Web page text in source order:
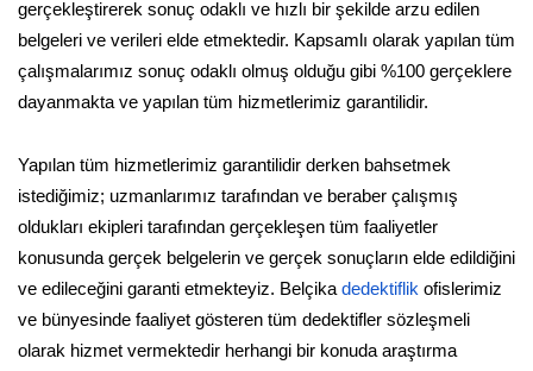
gerçekleştirerek sonuç odaklı ve hızlı bir şekilde arzu edilen
belgeleri ve verileri elde etmektedir. Kapsamlı olarak yapılan tüm
çalışmalarımız sonuç odaklı olmuş olduğu gibi %100 gerçeklere
dayanmakta ve yapılan tüm hizmetlerimiz garantilidir.
Yapılan tüm hizmetlerimiz garantilidir derken bahsetmek
istediğimiz; uzmanlarımız tarafından ve beraber çalışmış
oldukları ekipleri tarafından gerçekleşen tüm faaliyetler
konusunda gerçek belgelerin ve gerçek sonuçların elde edildiğini
ve edileceğini garanti etmekteyiz. Belçika dedektiflik ofislerimiz
ve bünyesinde faaliyet gösteren tüm dedektifler sözleşmeli
olarak hizmet vermektedir herhangi bir konuda araştırma